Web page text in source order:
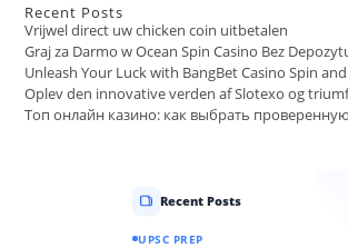
Recent Posts
Vrijwel direct uw chicken coin uitbetalen
Graj za Darmo w Ocean Spin Casino Bez
Unleash Your Luck with BangBet Casino Spin
Oplev den innovative verden af Slotexo og
Топ онлайн казино: как выбрать
Recent Posts
UPSC PREP